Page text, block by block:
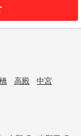
高殿
中宮